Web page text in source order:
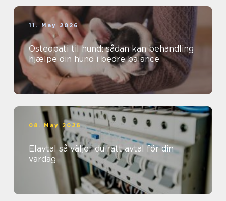
11. May 2026
Osteopati til hund: sådan kan behandling
hjælpe din hund i bedre balance
08. May 2026
Elavtal så väljer du rätt avtal för din
vardag